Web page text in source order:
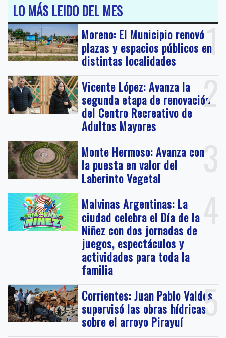
LO MÁS LEIDO DEL MES
1
Moreno: El Municipio renovó
plazas y espacios públicos en
distintas localidades
2
Vicente López: Avanza la
segunda etapa de renovación
del Centro Recreativo de
Adultos Mayores
3
Monte Hermoso: Avanza con
la puesta en valor del
Laberinto Vegetal
4
Malvinas Argentinas: La
ciudad celebra el Día de la
Niñez con dos jornadas de
juegos, espectáculos y
actividades para toda la
familia
5
Corrientes: Juan Pablo Valdés
supervisó las obras hídricas
sobre el arroyo Pirayuí